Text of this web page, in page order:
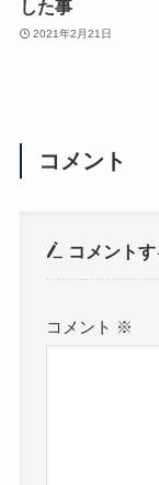
した事
2021年2月21日
コメント
コメントす
コメント ※